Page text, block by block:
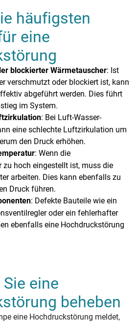
häufigsten
eine
blockierter Wärmetauscher: Ist
verschmutzt oder blockiert ist, kann
abgeführt werden. Dies führt
im System.
: Bei Luft-Wasser-
eine schlechte Luftzirkulation um
den Druck erhöhen.
: Wenn die
hoch eingestellt ist, muss die
arbeiten. Dies kann ebenfalls zu
Druck führen.
: Defekte Bauteile wie ein
oder ein fehlerhafter
ebenfalls eine Hochdruckstörung
eine
beheben
eine Hochdruckstörung meldet,